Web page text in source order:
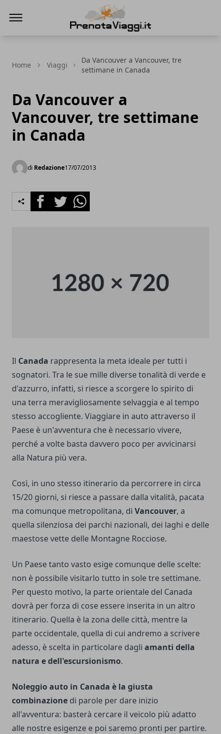
Home Viaggi
Da Vancouver a Vancouver, tre
settimane in Canada
Da Vancouver a
Vancouver, tre settimane
in Canada
di Redazione17/07/2013
FacebookTwitterWhatsapp
Il Canada rappresenta la meta ideale per tutti i
sognatori. Tra le sue mille diverse tonalità di verde e
d'azzurro, infatti, si riesce a scorgere lo spirito di
una terra meravigliosamente selvaggia e al tempo
stesso accogliente. Viaggiare in auto attraverso il
Paese è un'avventura che è necessario vivere,
perché a volte basta davvero poco per avvicinarsi
alla Natura più vera.
Così, in uno stesso itinerario da percorrere in circa
15/20 giorni, si riesce a passare dalla vitalità, pacata
ma comunque metropolitana, di Vancouver, a
quella silenziosa dei parchi nazionali, dei laghi e delle
maestose vette delle Montagne Rocciose.
Un Paese tanto vasto esige comunque delle scelte:
non è possibile visitarlo tutto in sole tre settimane.
Per questo motivo, la parte orientale del Canada
dovrà per forza di cose essere inserita in un altro
itinerario. Quella è la zona delle città, mentre la
parte occidentale, quella di cui andremo a scrivere
adesso, è scelta in particolare dagli amanti della
natura e dell'escursionismo.
Noleggio auto in Canada è la giusta
combinazione di parole per dare inizio
all'avventura: basterà cercare il veicolo più adatto
alle nostre esigenze e poi saremo pronti per partire.